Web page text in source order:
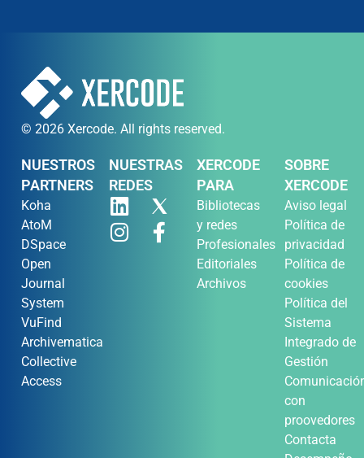
© 2026 Xercode. All rights reserved.
NUESTROS
PARTNERS
Koha
AtoM
DSpace
Open
Journal
System
VuFind
Archivematica
Collective
Access
NUESTRAS
REDES
XERCODE
PARA
Bibliotecas
y redes
Profesionales
Editoriales
Archivos
SOBRE
XERCODE
Aviso legal
Política de
privacidad
Política de
cookies
Política del
Sistema
Integrado de
Gestión
con
proovedores
Contacta